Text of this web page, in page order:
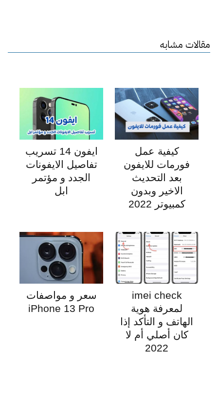
مقالات مشابه
كيفية عمل
فورمات للايفون
بعد التحديث
الاخير وبدون
كمبيوتر 2022
ايفون 14 تسريب
تفاصيل الايفونات
الجدد و مؤتمر
ابل
imei check
لمعرفة هوية
الهاتف و التأكد إذا
كان أصلي أم لا
2022
سعر و مواصفات
iPhone 13 Pro